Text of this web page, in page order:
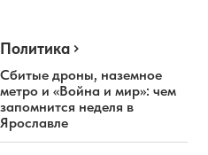
Политика
Сбитые дроны, наземное
метро и «Война и мир»: чем
запомнится неделя в
Ярославле